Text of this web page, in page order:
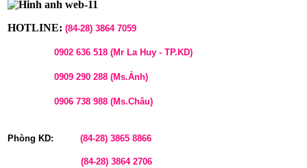
HOTLINE: (84-28) 3864 7059
0902 636 518 (Mr La Huy - TP.KD)
0909 290 288 (Ms.Ảnh)
0906 738 988 (Ms.Châu)
Phòng KD: (84-28) 3865 8866
(84-28) 3864 2706